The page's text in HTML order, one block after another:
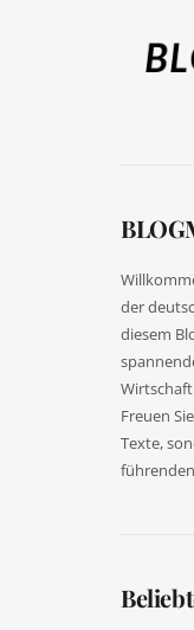
der
diesem
Freuen
Texte,